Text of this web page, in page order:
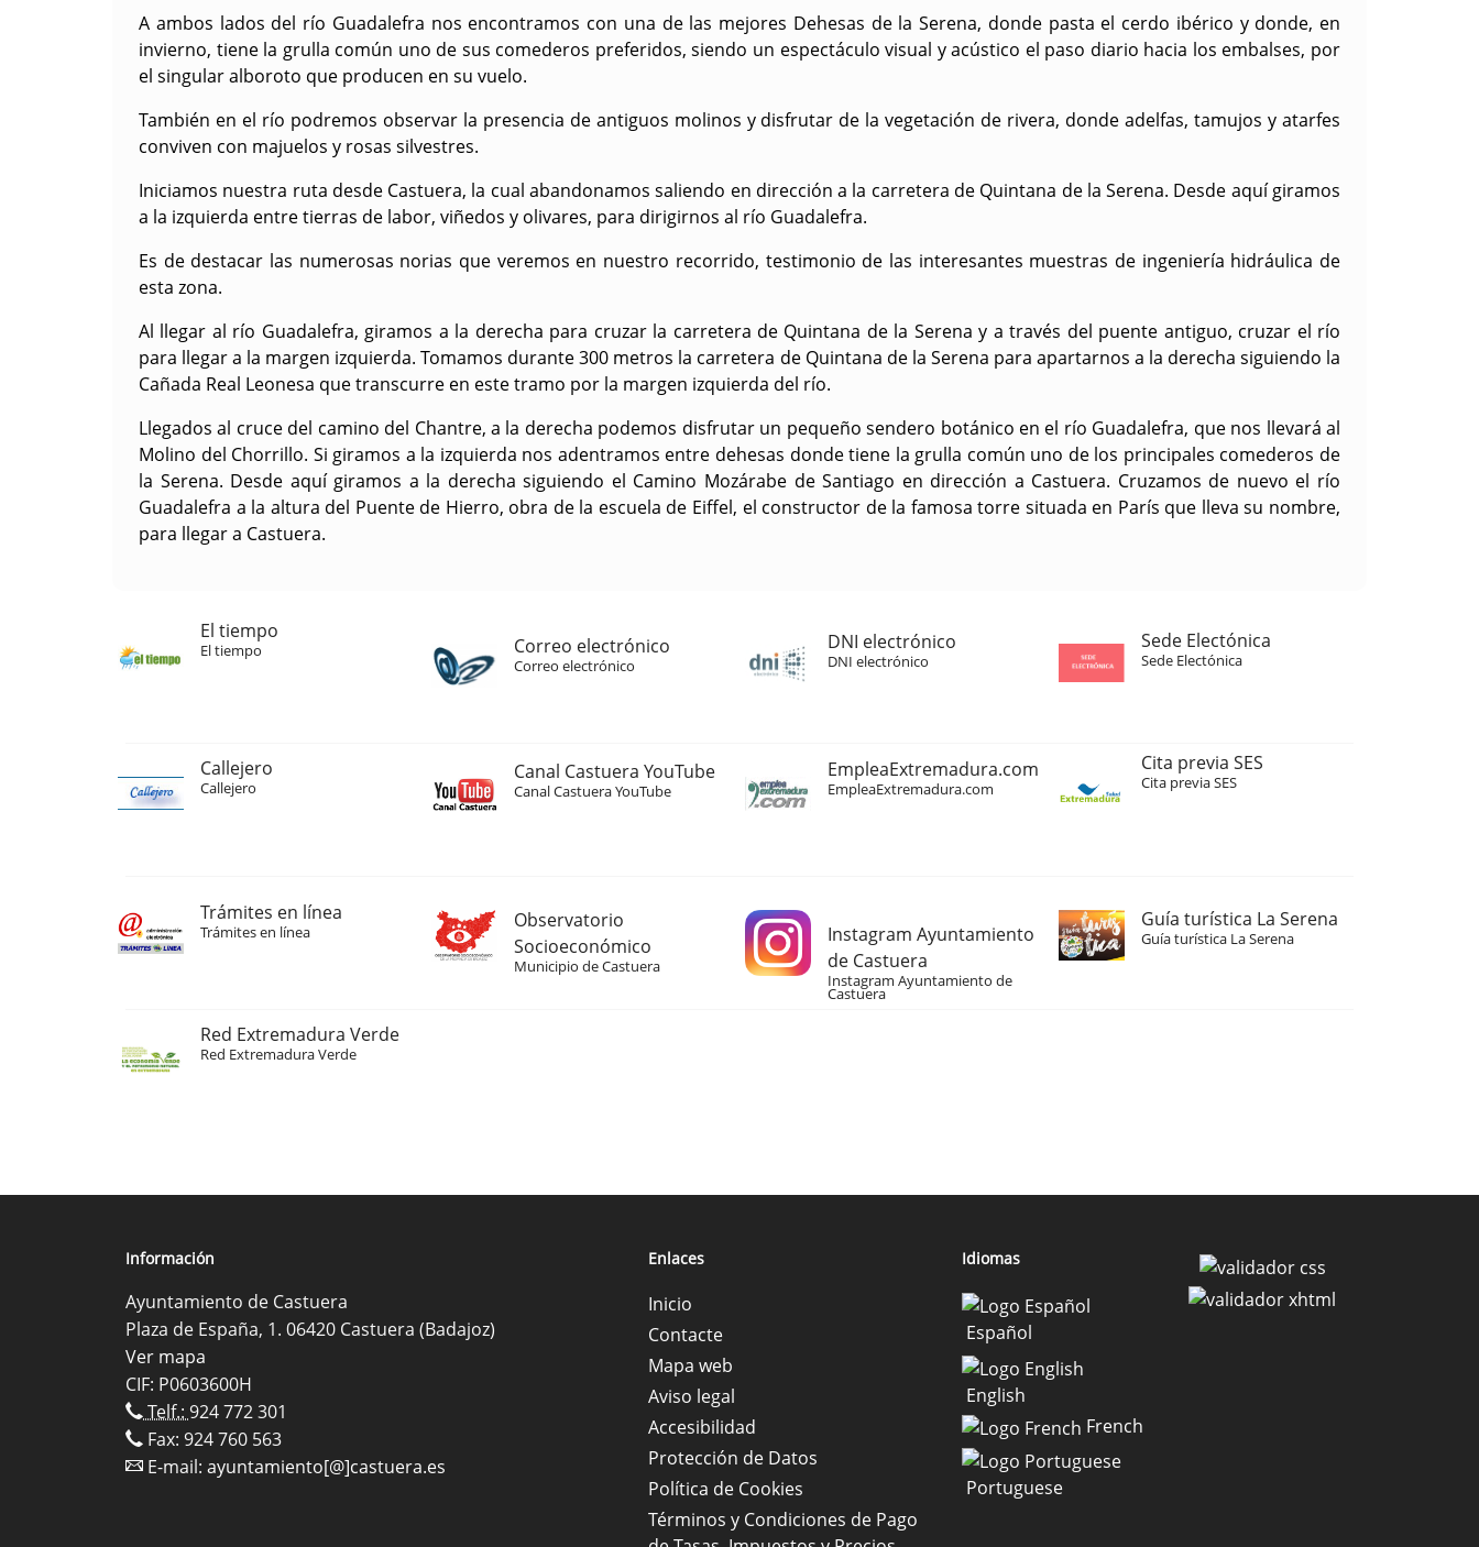
A ambos lados del río Guadalefra nos encontramos con una de las mejores Dehesas de la Serena, donde pasta el cerdo ibérico y donde, en
invierno, tiene la grulla común uno de sus comederos preferidos, siendo un espectáculo visual y acústico el paso diario hacia los embalses, por
el singular alboroto que producen en su vuelo.
También en el río podremos observar la presencia de antiguos molinos y disfrutar de la vegetación de rivera, donde adelfas, tamujos y atarfes
conviven con majuelos y rosas silvestres.
Iniciamos nuestra ruta desde Castuera, la cual abandonamos saliendo en dirección a la carretera de Quintana de la Serena. Desde aquí giramos
a la izquierda entre tierras de labor, viñedos y olivares, para dirigirnos al río Guadalefra.
Es de destacar las numerosas norias que veremos en nuestro recorrido, testimonio de las interesantes muestras de ingeniería hidráulica de
esta zona.
Al llegar al río Guadalefra, giramos a la derecha para cruzar la carretera de Quintana de la Serena y a través del puente antiguo, cruzar el río
para llegar a la margen izquierda. Tomamos durante 300 metros la carretera de Quintana de la Serena para apartarnos a la derecha siguiendo la
Cañada Real Leonesa que transcurre en este tramo por la margen izquierda del río.
Llegados al cruce del camino del Chantre, a la derecha podemos disfrutar un pequeño sendero botánico en el río Guadalefra, que nos llevará al
Molino del Chorrillo. Si giramos a la izquierda nos adentramos entre dehesas donde tiene la grulla común uno de los principales comederos de
la Serena. Desde aquí giramos a la derecha siguiendo el Camino Mozárabe de Santiago en dirección a Castuera. Cruzamos de nuevo el río
Guadalefra a la altura del Puente de Hierro, obra de la escuela de Eiffel, el constructor de la famosa torre situada en París que lleva su nombre,
para llegar a Castuera.
El tiempo
El tiempo Correo electrónico
Correo electrónico
DNI electrónico
DNI electrónico
Sede Electónica
Sede Electónica
Callejero
Callejero
Canal Castuera YouTube
Canal Castuera YouTube
EmpleaExtremadura.com
EmpleaExtremadura.com
Cita previa SES
Cita previa SES
Trámites en línea
Trámites en línea
Observatorio
Socioeconómico
Municipio de Castuera
Instagram Ayuntamiento
de Castuera
Instagram Ayuntamiento de
Castuera
Guía turística La Serena
Guía turística La Serena
Red Extremadura Verde
Red Extremadura Verde
Información
Ayuntamiento de Castuera
Plaza de España, 1. 06420 Castuera (Badajoz)
Ver mapa
CIF: P0603600H
Telf.: 924 772 301
Fax: 924 760 563
E-mail: ayuntamiento[@]castuera.es
Enlaces
Inicio
Contacte
Mapa web
Aviso legal
Accesibilidad
Protección de Datos
Política de Cookies
Términos y Condiciones de Pago
Idiomas
Español
English
French
Portuguese